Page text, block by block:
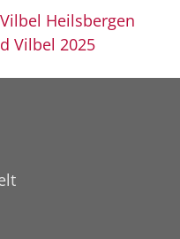
Heilsbergen
Vilbel 2025